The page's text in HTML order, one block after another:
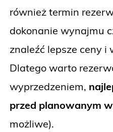
również termin
dokonanie wynajmu
znaleźć lepsze ceny i
Dlatego warto
wyprzedzeniem,
przed planowanym
możliwe).